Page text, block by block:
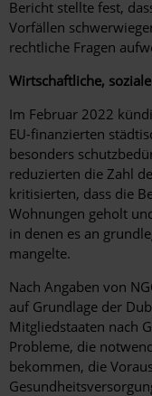
Bericht stellte fest,
Vorfällen
rechtliche Fragen
Wirtschaftliche,
Im Februar 2022
EU-finanzierten
besonders
reduzierten die Zahl
kritisierten, dass die
Wohnungen geholt
in denen es an
mangelte.
Nach Angaben von
auf Grundlage der
Mitgliedstaaten nach
Probleme, die
bekommen, die